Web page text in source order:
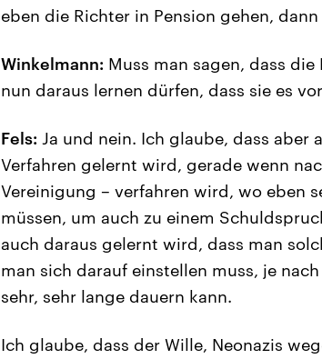
eben die Richter in Pension gehen,
Winkelmann: Muss man sagen, dass
nun daraus lernen dürfen, dass sie es
Fels: Ja und nein. Ich glaube, dass aber
Verfahren gelernt wird, gerade wenn
Vereinigung – verfahren wird, wo eben
müssen, um auch zu einem
auch daraus gelernt wird, dass man
man sich darauf einstellen muss, je
sehr, sehr lange dauern kann.
Ich glaube, dass der Wille, Neonazis